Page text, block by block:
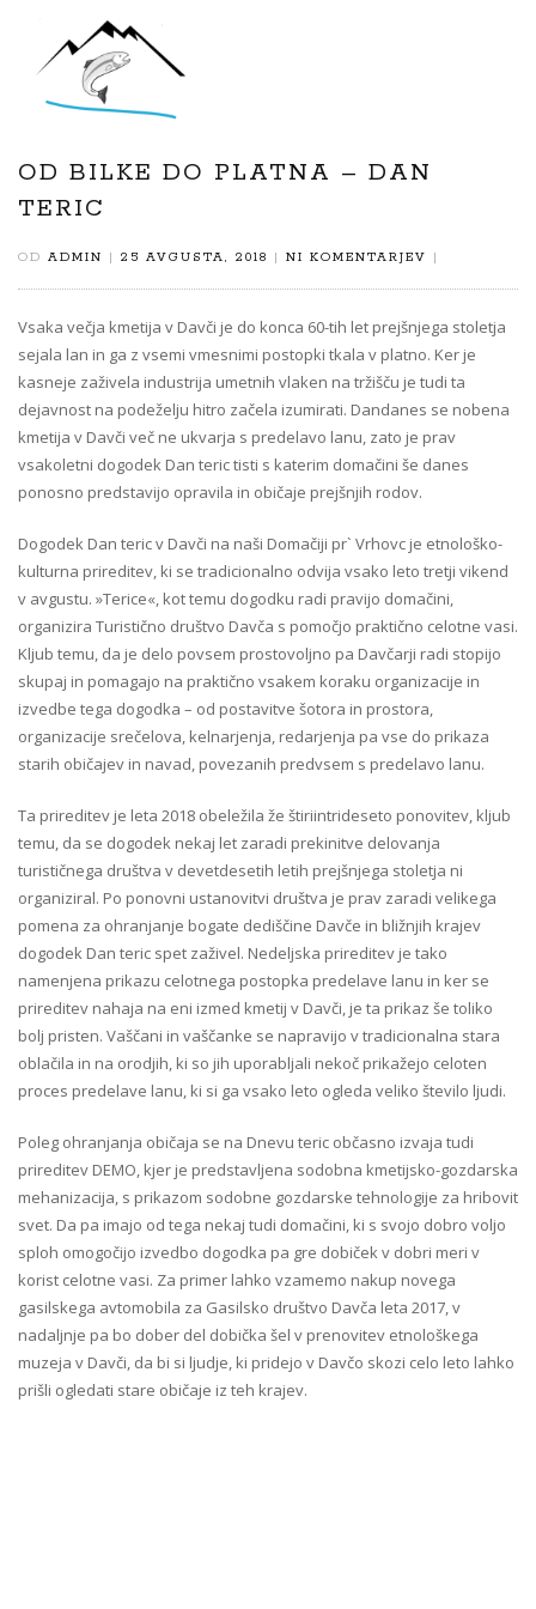
OD BILKE DO PLATNA – DAN
TERIC
OD ADMIN | 25 AVGUSTA, 2018 | NI KOMENTARJEV |
Vsaka večja kmetija v Davči je do konca 60-tih let prejšnjega stoletja
sejala lan in ga z vsemi vmesnimi postopki tkala v platno. Ker je
kasneje zaživela industrija umetnih vlaken na tržišču je tudi ta
dejavnost na podeželju hitro začela izumirati. Dandanes se nobena
kmetija v Davči več ne ukvarja s predelavo lanu, zato je prav
vsakoletni dogodek Dan teric tisti s katerim domačini še danes
ponosno predstavijo opravila in običaje prejšnjih rodov.
Dogodek Dan teric v Davči na naši Domačiji pr` Vrhovc je etnološko-
kulturna prireditev, ki se tradicionalno odvija vsako leto tretji vikend
v avgustu. »Terice«, kot temu dogodku radi pravijo domačini,
organizira Turistično društvo Davča s pomočjo praktično celotne vasi.
Kljub temu, da je delo povsem prostovoljno pa Davčarji radi stopijo
skupaj in pomagajo na praktično vsakem koraku organizacije in
izvedbe tega dogodka – od postavitve šotora in prostora,
organizacije srečelova, kelnarjenja, redarjenja pa vse do prikaza
starih običajev in navad, povezanih predvsem s predelavo lanu.
Ta prireditev je leta 2018 obeležila že štiriintrideseto ponovitev, kljub
temu, da se dogodek nekaj let zaradi prekinitve delovanja
turističnega društva v devetdesetih letih prejšnjega stoletja ni
organiziral. Po ponovni ustanovitvi društva je prav zaradi velikega
pomena za ohranjanje bogate dediščine Davče in bližnjih krajev
dogodek Dan teric spet zaživel. Nedeljska prireditev je tako
namenjena prikazu celotnega postopka predelave lanu in ker se
prireditev nahaja na eni izmed kmetij v Davči, je ta prikaz še toliko
bolj pristen. Vaščani in vaščanke se napravijo v tradicionalna stara
oblačila in na orodjih, ki so jih uporabljali nekoč prikažejo celoten
proces predelave lanu, ki si ga vsako leto ogleda veliko število ljudi.
Poleg ohranjanja običaja se na Dnevu teric občasno izvaja tudi
prireditev DEMO, kjer je predstavljena sodobna kmetijsko-gozdarska
mehanizacija, s prikazom sodobne gozdarske tehnologije za hribovit
svet. Da pa imajo od tega nekaj tudi domačini, ki s svojo dobro voljo
sploh omogočijo izvedbo dogodka pa gre dobiček v dobri meri v
korist celotne vasi. Za primer lahko vzamemo nakup novega
gasilskega avtomobila za Gasilsko društvo Davča leta 2017, v
nadaljnje pa bo dober del dobička šel v prenovitev etnološkega
muzeja v Davči, da bi si ljudje, ki pridejo v Davčo skozi celo leto lahko
prišli ogledati stare običaje iz teh krajev.